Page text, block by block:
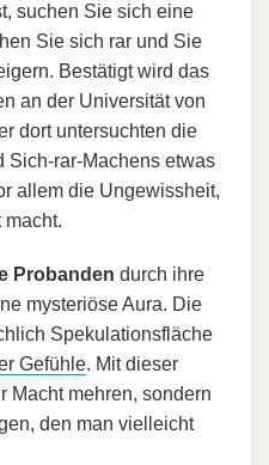
suchen Sie sich eine
Sie sich rar und Sie
Bestätigt wird das
an der Universität von
dort untersuchten die
Sich-rar-Machens etwas
allem die Ungewissheit,
macht.
Probanden durch ihre
mysteriöse Aura. Die
Spekulationsfläche
Gefühle. Mit dieser
Macht mehren, sondern
den man vielleicht